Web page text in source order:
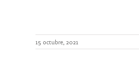
15 octubre, 2021